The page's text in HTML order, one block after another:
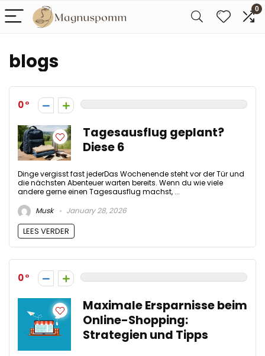
0
blogs
0
Tagesausflug geplant?
Diese 6
Dinge vergisst fast jederDas Wochenende steht vor der Tür und
die nächsten Abenteuer warten bereits. Wenn du wie viele
andere gerne einen Tagesausflug machst, ...
Musk
January 28, 2026
LEES VERDER
0
Maximale Ersparnisse beim
Online-Shopping:
Strategien und Tipps